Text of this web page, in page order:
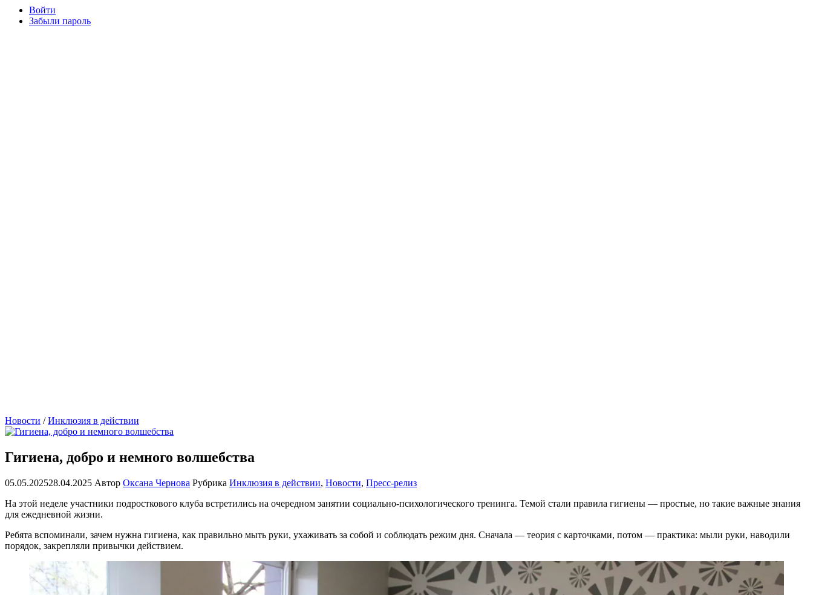
Войти
Забыли пароль
Новости /Инклюзия в действии
Гигиена, добро и немного волшебства
05.05.202528.04.2025 Автор Оксана Чернова Рубрика Инклюзия в действии, Новости, Пресс-релиз
На этой неделе участники подросткового клуба встретились на очередном занятии социально-психологического тренинга. Темой стали правила гигиены — простые, но такие важные знания
для ежедневной жизни.
Ребята вспоминали, зачем нужна гигиена, как правильно мыть руки, ухаживать за собой и соблюдать режим дня. Сначала — теория с карточками, потом — практика: мыли руки, наводили
порядок, закрепляли привычки действием.